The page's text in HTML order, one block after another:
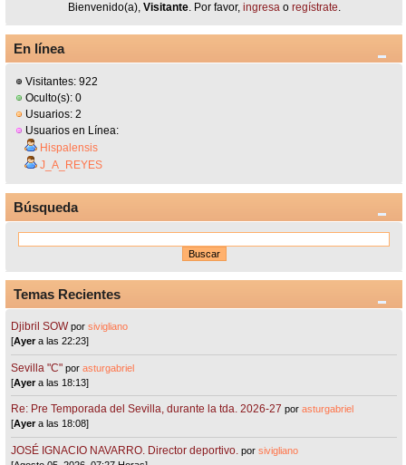
Bienvenido(a), Visitante. Por favor, ingresao regístrate.
En línea
Visitantes: 922
Oculto(s): 0
Usuarios: 2
Usuarios en Línea:
Hispalensis
J_A_REYES
Búsqueda
Temas Recientes
Djibril SOW porsivigliano
[Ayera las 22:23]
Sevilla "C"porasturgabriel
[Ayera las 18:13]
Re: Pre Temporada del Sevilla, durante la tda. 2026-27 porasturgabriel
[Ayera las 18:08]
JOSÉ IGNACIO NAVARRO. Director deportivo. porsivigliano